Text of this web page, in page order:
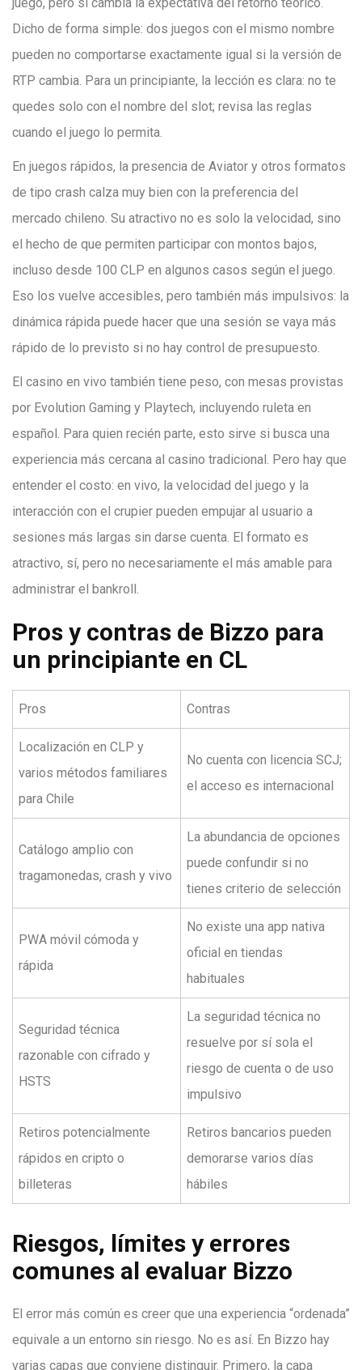
Dicho de forma simple: dos juegos con el mismo nombre
pueden no comportarse exactamente igual si la versión de
RTP cambia. Para un principiante, la lección es clara: no te
quedes solo con el nombre del slot; revisa las reglas
cuando el juego lo permita.
En juegos rápidos, la presencia de Aviator y otros formatos
de tipo crash calza muy bien con la preferencia del
mercado chileno. Su atractivo no es solo la velocidad, sino
el hecho de que permiten participar con montos bajos,
incluso desde 100 CLP en algunos casos según el juego.
Eso los vuelve accesibles, pero también más impulsivos: la
dinámica rápida puede hacer que una sesión se vaya más
rápido de lo previsto si no hay control de presupuesto.
El casino en vivo también tiene peso, con mesas provistas
por Evolution Gaming y Playtech, incluyendo ruleta en
español. Para quien recién parte, esto sirve si busca una
experiencia más cercana al casino tradicional. Pero hay que
entender el costo: en vivo, la velocidad del juego y la
interacción con el crupier pueden empujar al usuario a
sesiones más largas sin darse cuenta. El formato es
atractivo, sí, pero no necesariamente el más amable para
administrar el bankroll.
Pros y contras de Bizzo para
un principiante en CL
Pros Contras
Localización en CLP y
varios métodos familiares
para Chile
No cuenta con licencia SCJ;
el acceso es internacional
Catálogo amplio con
tragamonedas, crash y vivo
La abundancia de opciones
puede confundir si no
tienes criterio de selección
PWA móvil cómoda y
rápida
No existe una app nativa
oficial en tiendas
habituales
Seguridad técnica
razonable con cifrado y
HSTS
La seguridad técnica no
resuelve por sí sola el
riesgo de cuenta o de uso
impulsivo
Retiros potencialmente
rápidos en cripto o
billeteras
Retiros bancarios pueden
demorarse varios días
hábiles
Riesgos, límites y errores
comunes al evaluar Bizzo
El error más común es creer que una experiencia “ordenada”
equivale a un entorno sin riesgo. No es así. En Bizzo hay
varias capas que conviene distinguir. Primero, la capa